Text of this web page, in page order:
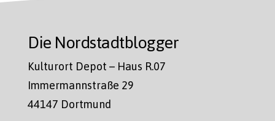
Die Nordstadtblogger
Kulturort Depot – Haus R.07
Immermannstraße 29
44147 Dortmund